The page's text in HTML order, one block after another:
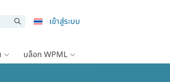
เข้าสู่ระบบ
บล็อก WPML